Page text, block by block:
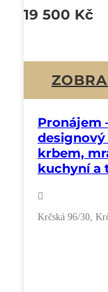
19 500 Kč
Pronájem
designový
krbem,
kuchyní a
Krčská 96/30,